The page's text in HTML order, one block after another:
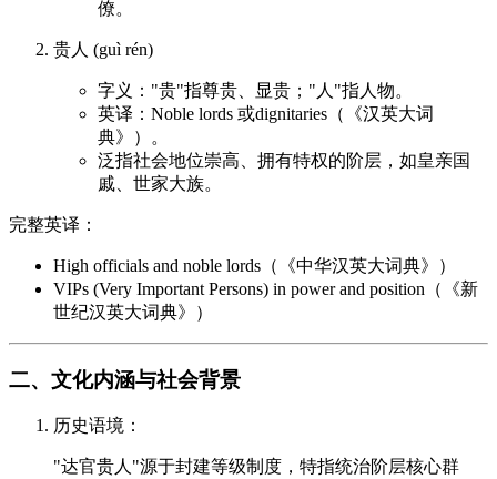
僚。
贵人 (guì rén)
字义："贵"指尊贵、显贵；"人"指人物。
英译：Noble lords 或dignitaries（《汉英大词
典》）。
泛指社会地位崇高、拥有特权的阶层，如皇亲国
戚、世家大族。
完整英译：
High officials and noble lords（《中华汉英大词典》）
VIPs (Very Important Persons) in power and position（《新
世纪汉英大词典》）
二、文化内涵与社会背景
历史语境：
"达官贵人"源于封建等级制度，特指统治阶层核心群